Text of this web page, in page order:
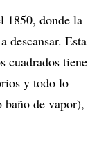
1850, donde la
descansar. Esta
cuadrados tiene
y todo lo
baño de vapor),